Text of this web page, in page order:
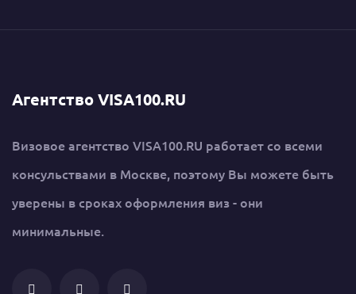
Агентство VISA100.RU
Визовое агентство VISA100.RU работает со всеми
консульствами в Москве, поэтому Вы можете быть
уверены в сроках оформления виз - они
минимальные.